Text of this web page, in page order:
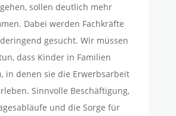
sollen deutlich mehr
Dabei werden Fachkräfte
gesucht. Wir müssen
dass Kinder in Familien
in denen sie die Erwerbsarbeit
Sinnvolle Beschäftigung,
und die Sorge für